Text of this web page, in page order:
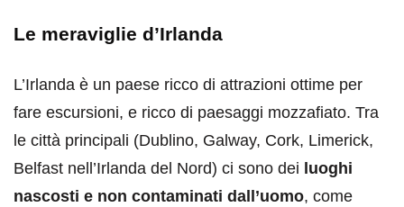
Le meraviglie d’Irlanda
L’Irlanda è un paese ricco di attrazioni ottime per
fare escursioni, e ricco di paesaggi mozzafiato. Tra
le città principali (Dublino, Galway, Cork, Limerick,
Belfast nell’Irlanda del Nord) ci sono dei luoghi
nascosti e non contaminati dall’uomo, come